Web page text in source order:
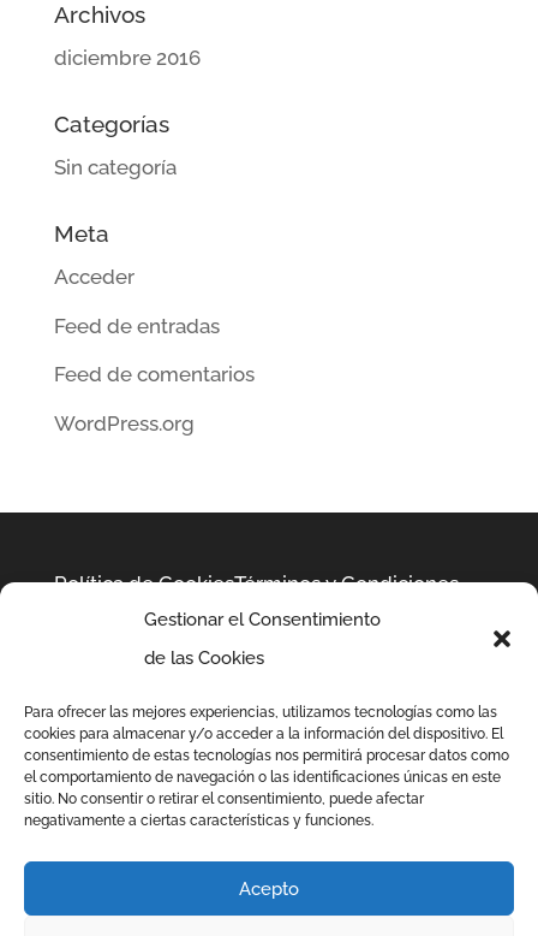
Gestionar el Consentimiento
de las Cookies
Para ofrecer las mejores experiencias, utilizamos tecnologías como las
cookies para almacenar y/o acceder a la información del dispositivo. El
consentimiento de estas tecnologías nos permitirá procesar datos como
el comportamiento de navegación o las identificaciones únicas en este
sitio. No consentir o retirar el consentimiento, puede afectar
negativamente a ciertas características y funciones.
Acepto
Archivos
diciembre 2016
Categorías
Sin categoría
Meta
Acceder
Feed de entradas
Feed de comentarios
WordPress.org
Política de CookiesTérminos y Condiciones
Privacidad